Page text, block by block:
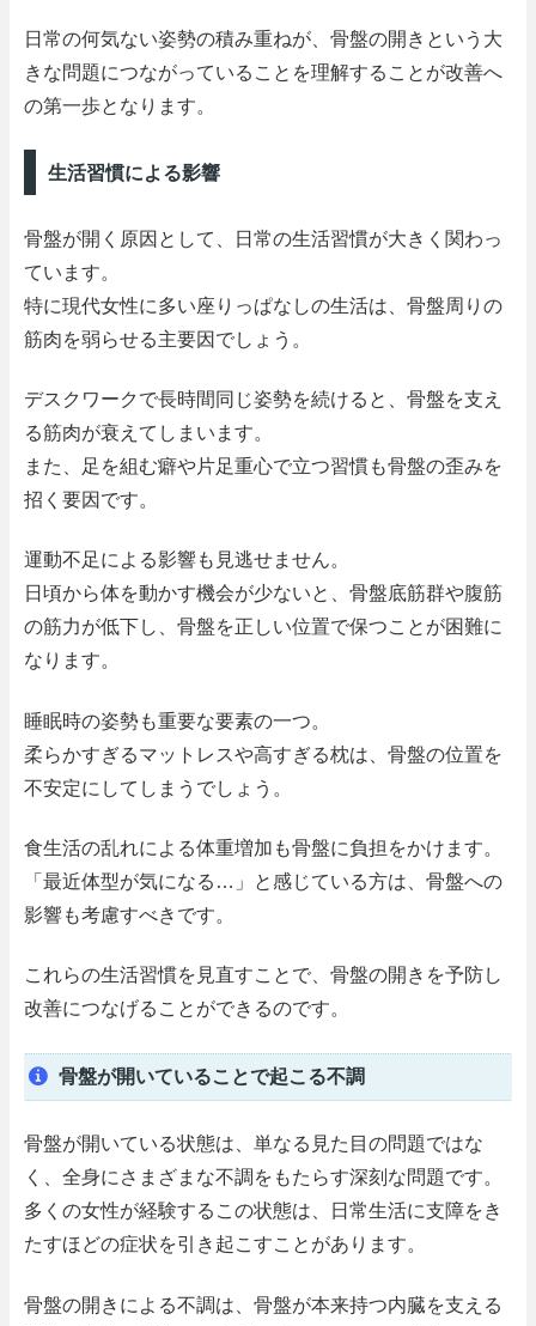
日常の何気ない姿勢の積み重ねが、骨盤の開きという大
きな問題につながっていることを理解することが改善へ
の第一歩となります。
生活習慣による影響
骨盤が開く原因として、日常の生活習慣が大きく関わっ
ています。
特に現代女性に多い座りっぱなしの生活は、骨盤周りの
筋肉を弱らせる主要因でしょう。
デスクワークで長時間同じ姿勢を続けると、骨盤を支え
る筋肉が衰えてしまいます。
また、足を組む癖や片足重心で立つ習慣も骨盤の歪みを
招く要因です。
運動不足による影響も見逃せません。
日頃から体を動かす機会が少ないと、骨盤底筋群や腹筋
の筋力が低下し、骨盤を正しい位置で保つことが困難に
なります。
睡眠時の姿勢も重要な要素の一つ。
柔らかすぎるマットレスや高すぎる枕は、骨盤の位置を
不安定にしてしまうでしょう。
食生活の乱れによる体重増加も骨盤に負担をかけます。
「最近体型が気になる…」と感じている方は、骨盤への
影響も考慮すべきです。
これらの生活習慣を見直すことで、骨盤の開きを予防し
改善につなげることができるのです。
骨盤が開いていることで起こる不調
骨盤が開いている状態は、単なる見た目の問題ではな
く、全身にさまざまな不調をもたらす深刻な問題です。
多くの女性が経験するこの状態は、日常生活に支障をき
たすほどの症状を引き起こすことがあります。
骨盤の開きによる不調は、骨盤が本来持つ内臓を支える